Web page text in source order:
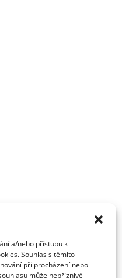
a/nebo přístupu k
Souhlas s těmito
při procházení nebo
může nepříznivě